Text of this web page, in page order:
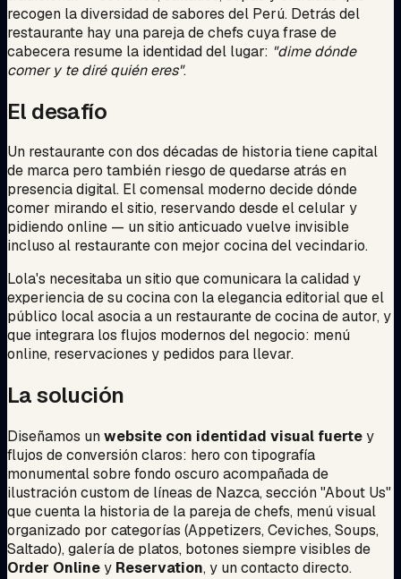
recogen la diversidad de sabores del Perú. Detrás del
restaurante hay una pareja de chefs cuya frase de
cabecera resume la identidad del lugar: "dime dónde
comer y te diré quién eres".
El desafío
Un restaurante con dos décadas de historia tiene capital
de marca pero también riesgo de quedarse atrás en
presencia digital. El comensal moderno decide dónde
comer mirando el sitio, reservando desde el celular y
pidiendo online — un sitio anticuado vuelve invisible
incluso al restaurante con mejor cocina del vecindario.
Lola's necesitaba un sitio que comunicara la calidad y
experiencia de su cocina con la elegancia editorial que el
público local asocia a un restaurante de cocina de autor, y
que integrara los flujos modernos del negocio: menú
online, reservaciones y pedidos para llevar.
La solución
Diseñamos unwebsite con identidad visual fuertey
flujos de conversión claros: hero con tipografía
monumental sobre fondo oscuro acompañada de
ilustración custom de líneas de Nazca, sección "About Us"
que cuenta la historia de la pareja de chefs, menú visual
organizado por categorías (Appetizers, Ceviches, Soups,
Saltado), galería de platos, botones siempre visibles de
Order Onliney Reservation, y un contacto directo.